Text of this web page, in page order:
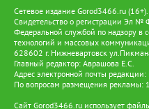
Сетевое издание Gorod3466.ru (16+).
Свидетельство о регистрации Эл
Федеральной службой по надзору в
технологий и массовых
628602 г. Нижневартовск
Главный редактор: Аврашова Е.С.
Адрес электронной почты редакции:
По вопросам размещения рекламы:
Сайт Gorod3466.ru использует